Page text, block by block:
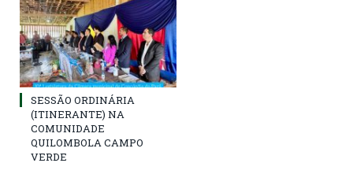
SESSÃO ORDINÁRIA
(ITINERANTE) NA
COMUNIDADE
QUILOMBOLA CAMPO
VERDE